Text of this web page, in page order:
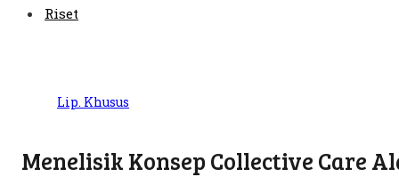
Riset
Lip. Khusus
Menelisik Konsep Collective Care